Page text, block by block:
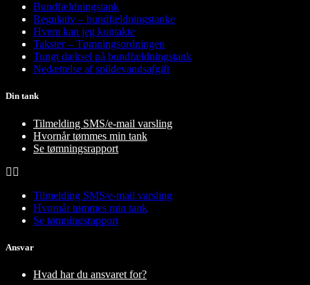
Bundfældningstank
Regulativ – bundfældningstanke
Hvem kan jeg kontakte
Takster – Tømningsordningen
Tungt dæksel på bundfældningstank
Nedættelse af spildevandsafgift
Din tank
Tilmelding SMS/e-mail varsling
Hvornår tømmes min tank
Se tømningsrapport
Tilmelding SMS/e-mail varsling
Hvornår tømmes min tank
Se tømningsrapport
Ansvar
Hvad har du ansvaret for?